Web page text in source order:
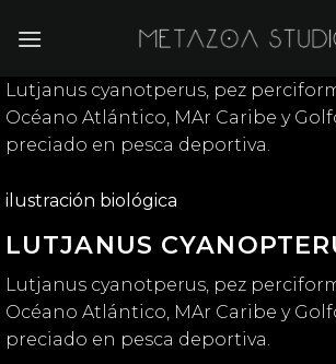
ilustración biológica
LUTJANUS
Lutjanus cyanotperus, pez
Océano Atlántico, MAr Caribe y
preciado en pesca deportiva.
Lutjanus cyanotperus, pez
Océano Atlántico, MAr Caribe y
preciado en pesca deportiva.